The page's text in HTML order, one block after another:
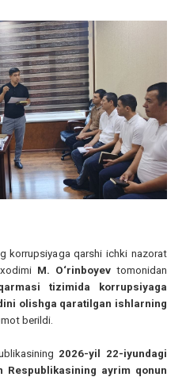
korrupsiyaga qarshi ichki nazorat
M. O‘rinboyevtomonidan
tizimida korrupsiyaga
olishga qaratilgan ishlarning
berildi.
2026-yil 22-iyundagi
Respublikasining ayrim qonun